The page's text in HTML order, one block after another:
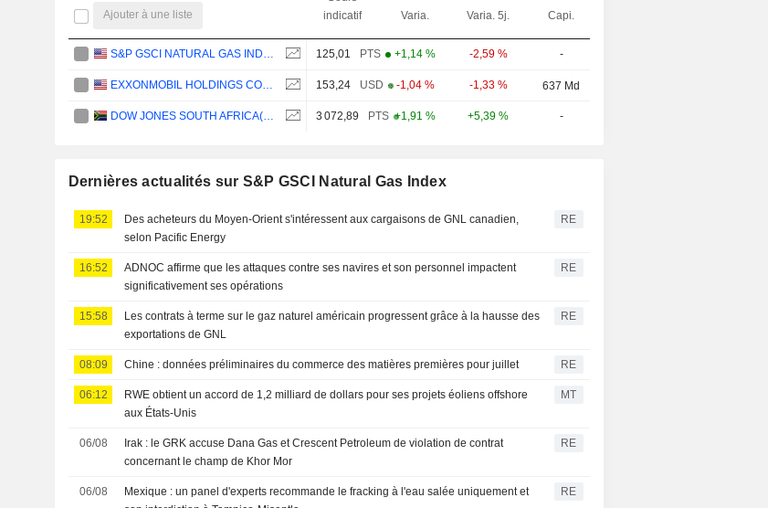
Ajouter à une liste
indicatif
Varia. Varia. 5j. Capi.
125,01 PTS +1,14 % -2,59 % -
153,24 USD -1,04 % -1,33 % 637 Md
3 072,89 PTS +1,91 % +5,39 % -
Dernières actualités sur S&P GSCI Natural Gas Index
19:52
Des acheteurs du Moyen-Orient s'intéressent aux cargaisons de GNL canadien,
selon Pacific Energy
RE
16:52
ADNOC affirme que les attaques contre ses navires et son personnel impactent
significativement ses opérations
RE
15:58
Les contrats à terme sur le gaz naturel américain progressent grâce à la hausse des
exportations de GNL
RE
08:09 Chine : données préliminaires du commerce des matières premières pour juillet RE
06:12
RWE obtient un accord de 1,2 milliard de dollars pour ses projets éoliens offshore
aux États-Unis
MT
06/08
Irak : le GRK accuse Dana Gas et Crescent Petroleum de violation de contrat
concernant le champ de Khor Mor
RE
06/08
Mexique : un panel d'experts recommande le fracking à l'eau salée uniquement et
RE